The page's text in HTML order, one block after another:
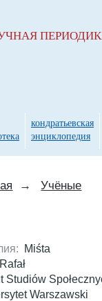
→ Учёные
Miśta
Rafał
Studiów
Warszawski
кондратьевская
энциклопедия